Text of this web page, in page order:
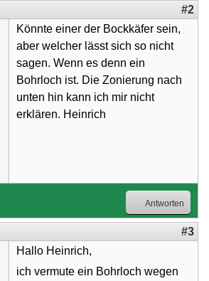
#2
Könnte einer der Bockkäfer sein,
aber welcher lässt sich so nicht
sagen. Wenn es denn ein
Bohrloch ist. Die Zonierung nach
unten hin kann ich mir nicht
erklären. Heinrich
Antworten
#3
Hallo Heinrich,
ich vermute ein Bohrloch wegen